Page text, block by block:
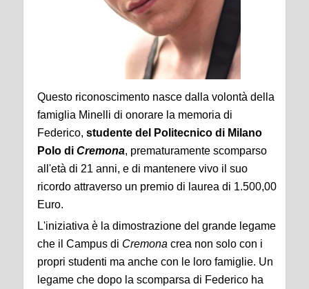
Questo riconoscimento nasce dalla volontà della
famiglia Minelli di onorare la memoria di
Federico, studente del Politecnico di Milano
Polo di Cremona, prematuramente scomparso
all'età di 21 anni, e di mantenere vivo il suo
ricordo attraverso un premio di laurea di 1.500,00
Euro.
L'iniziativa è la dimostrazione del grande legame
che il Campus di Cremona crea non solo con i
propri studenti ma anche con le loro famiglie. Un
legame che dopo la scomparsa di Federico ha